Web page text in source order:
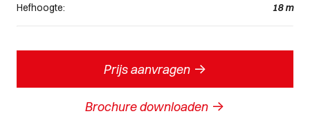
Hefhoogte:
18m
Prijs aanvragen ->
Brochure downloaden ->